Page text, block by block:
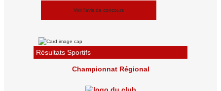
Voir l'avis de concours
Résultats Sportifs
Championnat Régional